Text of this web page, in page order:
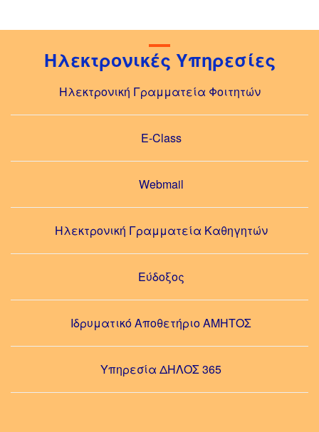
Ηλεκτρονικές Υπηρεσίες
Ηλεκτρονική Γραμματεία Φοιτητών
E-Class
Webmail
Ηλεκτρονική Γραμματεία Καθηγητών
Εύδοξος
Ιδρυματικό Αποθετήριο ΑΜΗΤΟΣ
Υπηρεσία ΔΗΛΟΣ 365